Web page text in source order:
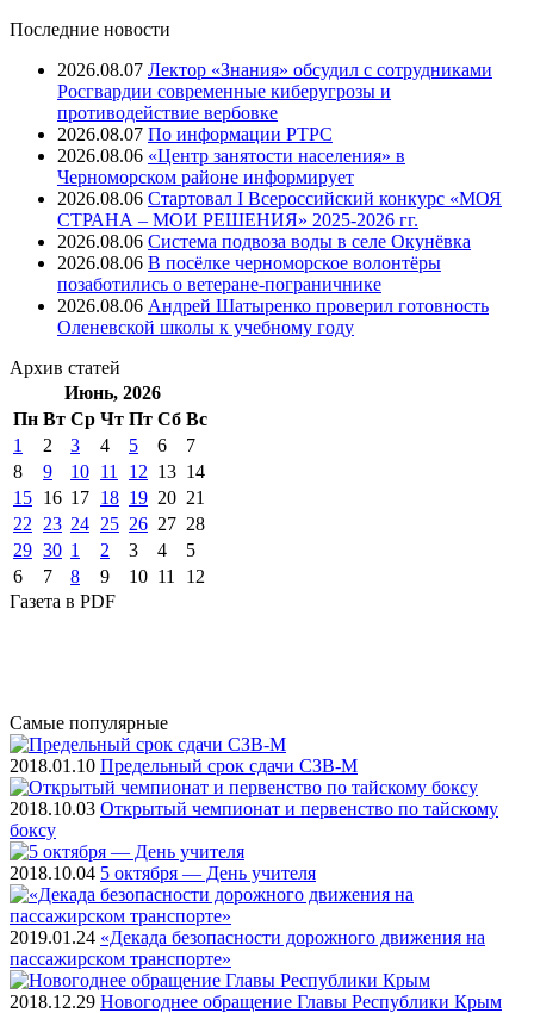
Последние новости
2026.08.07 Лектор «Знания» обсудил с сотрудниками
Росгвардии современные киберугрозы и
противодействие вербовке
2026.08.07 ⁠По информации РТРС
2026.08.06 «Центр занятости населения» в
Черноморском районе информирует
2026.08.06 Стартовал I Всероссийский конкурс «МОЯ
СТРАНА – МОИ РЕШЕНИЯ» 2025-2026 гг.
2026.08.06 Система подвоза воды в селе Окунёвка
2026.08.06 В посёлке черноморское волонтёры
позаботились о ветеране-пограничнике
2026.08.06 Андрей Шатыренко проверил готовность
Оленевской школы к учебному году
Архив статей
Июнь, 2026
Пн Вт Ср Чт Пт Cб Вс
1
2 3 4 5 6
7
8
9 10 11 12 13 14
15 16 17 18 19 20 21
22
23 24 25 26 27 28
29 30 1 2 3 4
5
6
7 8 9 10 11
12
Газета в PDF
Самые популярные
2018.01.10 Предельный срок сдачи СЗВ-М
2018.10.03 Открытый чемпионат и первенство по тайскому
боксу
2018.10.04 5 октября — День учителя
2019.01.24 «Декада безопасности дорожного движения на
пассажирском транспорте»
2018.12.29 Новогоднее обращение Главы Республики Крым